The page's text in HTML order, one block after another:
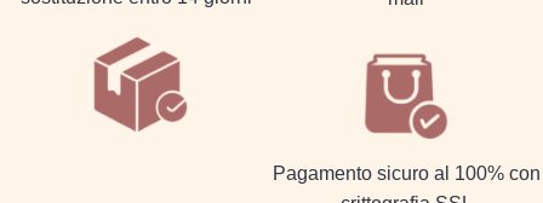
Pagamento sicuro al 100% con